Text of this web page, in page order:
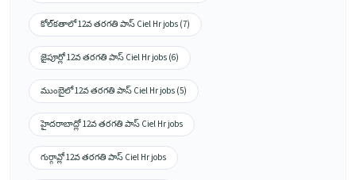
కోల్‌కతాలో 12వ తరగతి పాస్ Ciel Hr jobs (7)
జైపూర్లో 12వ తరగతి పాస్ Ciel Hr jobs (6)
ముంబైలో 12వ తరగతి పాస్ Ciel Hr jobs (5)
హైదరాబాద్లో 12వ తరగతి పాస్ Ciel Hr jobs
గుర్గావ్లో 12వ తరగతి పాస్ Ciel Hr jobs